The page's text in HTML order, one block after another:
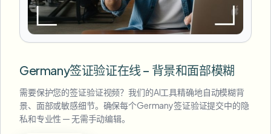
Germany签证验证在线 – 背景和面部模糊
需要保护您的签证验证视频？我们的AI工具精确地自动模糊背
景、面部或敏感细节。确保每个Germany签证验证提交中的隐
私和专业性 — 无需手动编辑。